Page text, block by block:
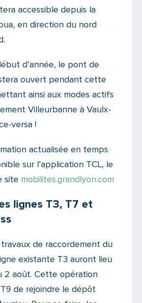
accessible depuis la
en direction du nord
d’année, le pont de
ouvert pendant cette
ainsi aux modes actifs
Villeurbanne à Vaulx-
versa !
actualisée en temps
sur l’application TCL, le
site mobilites.grandlyon.com
lignes T3, T7 et
travaux de raccordement du
existante T3 auront lieu
2 août. Cette opération
de rejoindre le dépôt